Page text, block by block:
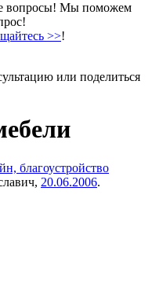
вопросы! Мы поможем
>>!
или поделиться
благоустройство
, 20.06.2006.